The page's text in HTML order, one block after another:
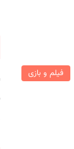
فیلم و بازی